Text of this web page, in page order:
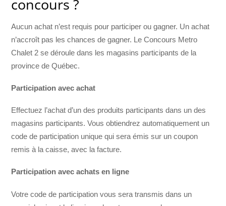
concours ?
Aucun achat n’est requis pour participer ou gagner. Un achat
n’accroît pas les chances de gagner. Le Concours Metro
Chalet 2 se déroule dans les magasins participants de la
province de Québec.
Participation avec achat
Effectuez l’achat d’un des produits participants dans un des
magasins participants. Vous obtiendrez automatiquement un
code de participation unique qui sera émis sur un coupon
remis à la caisse, avec la facture.
Participation avec achats en ligne
Votre code de participation vous sera transmis dans un